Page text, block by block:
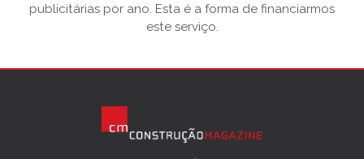
publicitárias por ano. Esta é a forma de financiarmos
este serviço.